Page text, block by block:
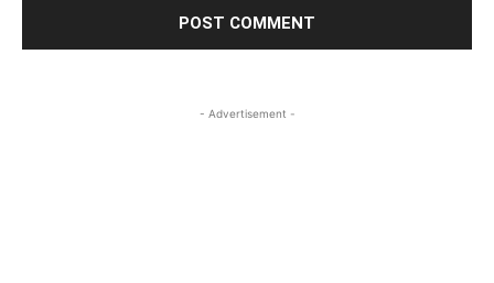
- Advertisement -